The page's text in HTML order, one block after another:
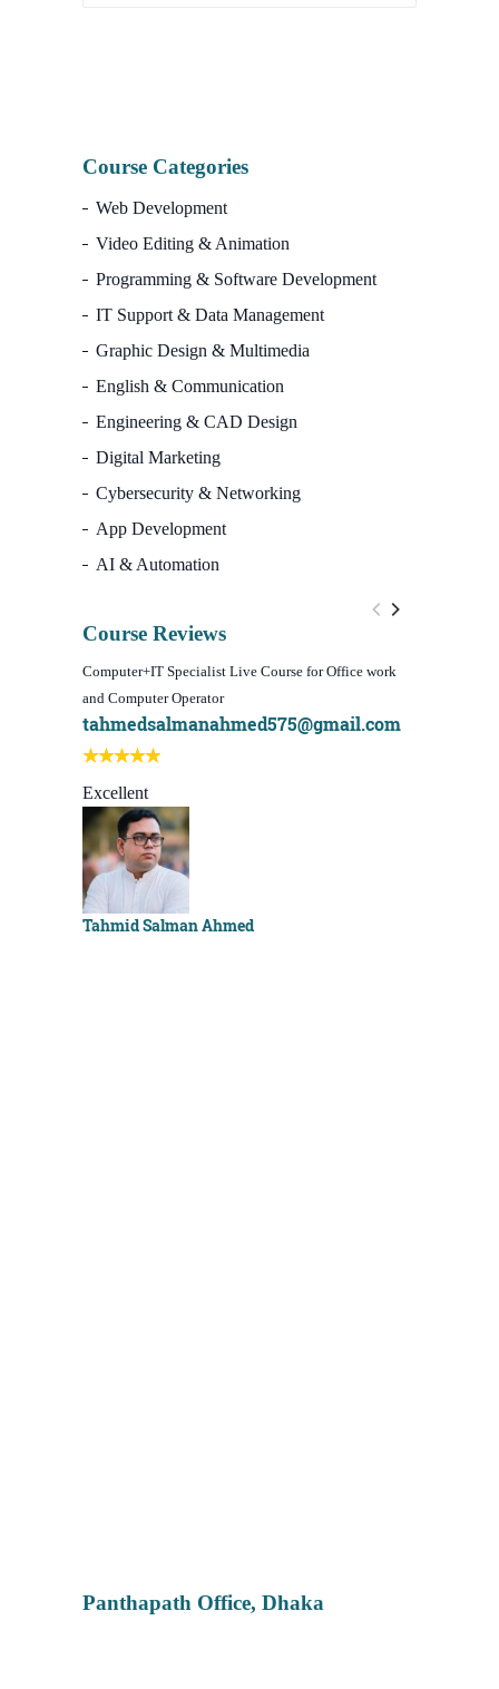
Course Categories
Web Development
Video Editing & Animation
Programming & Software Development
IT Support & Data Management
Graphic Design & Multimedia
English & Communication
Engineering & CAD Design
Digital Marketing
Cybersecurity & Networking
App Development
AI & Automation
Course Reviews
Computer+IT Specialist Live Course for Office work
and Computer Operator
tahmedsalmanahmed575@gmail.com
Excellent
Tahmid Salman Ahmed
Panthapath Office, Dhaka